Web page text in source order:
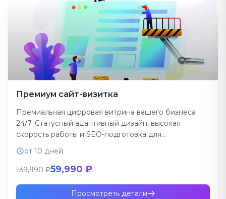
Премиум сайт-визитка
Премиальная цифровая витрина вашего бизнеса
24/7. Статусный адаптивный дизайн, высокая
скорость работы и SEO-подготовка для
привлечения клиентов из по...
от 10 дней
139,990 ₽59,990 ₽
Просмотреть детали